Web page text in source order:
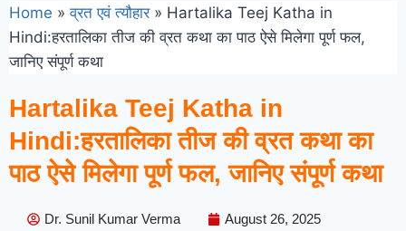
Home » व्रत एवं त्यौहार » Hartalika Teej Katha in
Hindi:हरतालिका तीज की व्रत कथा का पाठ ऐसे मिलेगा पूर्ण फल,
जानिए संपूर्ण कथा
Hartalika Teej Katha in
Hindi:हरतालिका तीज की व्रत कथा का
पाठ ऐसे मिलेगा पूर्ण फल, जानिए संपूर्ण कथा
Dr. Sunil Kumar Verma
August 26, 2025